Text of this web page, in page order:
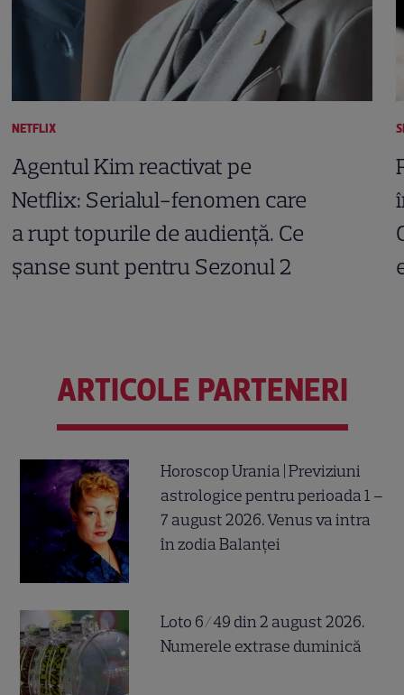
NETFLIX
Agentul Kim reactivat pe
Netflix: Serialul-fenomen care
a rupt topurile de audiență. Ce
șanse sunt pentru Sezonul 2
ARTICOLE PARTENERI
Horoscop Urania | Previziuni
astrologice pentru perioada 1 –
7 august 2026. Venus va intra
în zodia Balanței
Loto 6/49 din 2 august 2026.
Numerele extrase duminică